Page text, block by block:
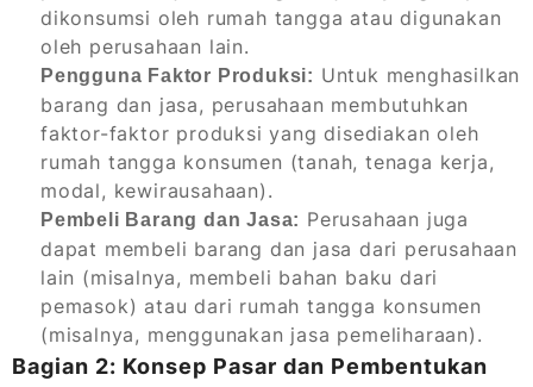
dikonsumsi oleh rumah tangga atau digunakan
oleh perusahaan lain.
Pengguna Faktor Produksi: Untuk menghasilkan
barang dan jasa, perusahaan membutuhkan
faktor-faktor produksi yang disediakan oleh
rumah tangga konsumen (tanah, tenaga kerja,
modal, kewirausahaan).
Pembeli Barang dan Jasa: Perusahaan juga
dapat membeli barang dan jasa dari perusahaan
lain (misalnya, membeli bahan baku dari
pemasok) atau dari rumah tangga konsumen
(misalnya, menggunakan jasa pemeliharaan).
Bagian 2: Konsep Pasar dan Pembentukan